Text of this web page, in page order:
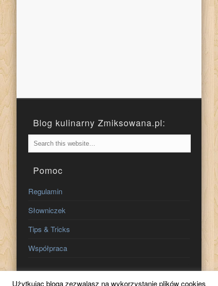
Blog kulinarny Zmiksowana.pl:
Pomoc
Regulamin
Słowniczek
Tips & Tricks
Współpraca
Znajdź nas na:
Użytkując bloga zezwalasz na wykorzystanie plików cookies